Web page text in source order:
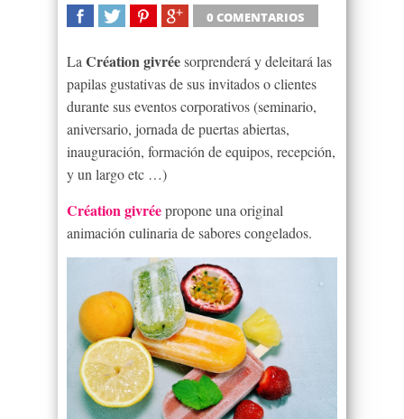
0 COMENTARIOS
La Création givréesorprenderá y deleitará las
papilas gustativas de sus invitados o clientes
durante sus eventos corporativos (seminario,
aniversario, jornada de puertas abiertas,
inauguración, formación de equipos, recepción,
y un largo etc …)
Création givréepropone una original
animación culinaria de sabores congelados.